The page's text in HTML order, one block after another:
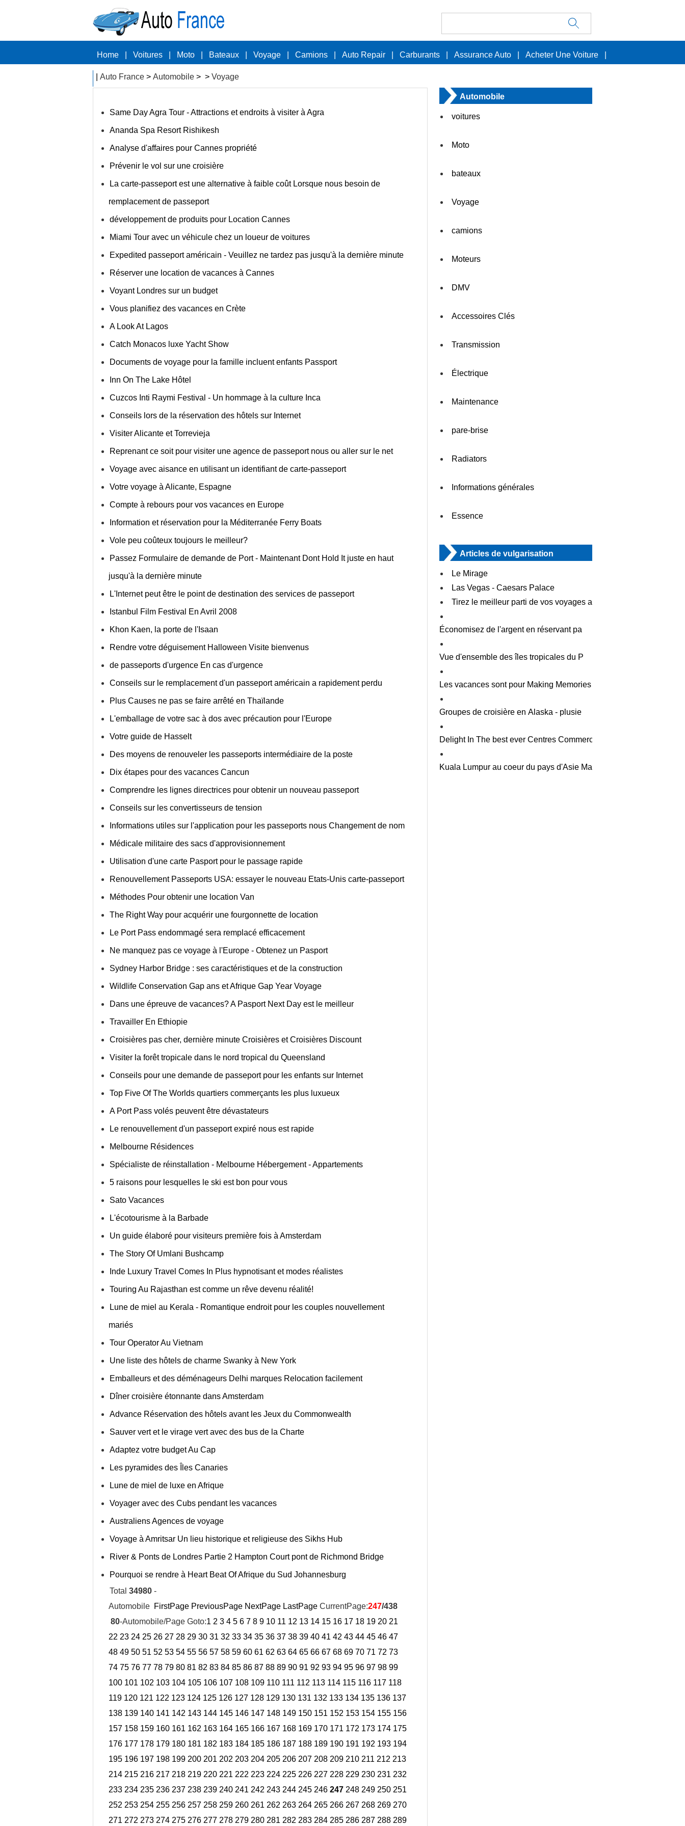
Home Voitures Moto Bateaux Voyage Camions Auto Repair Carburants Assurance Auto Acheter Une Voiture
Auto France > Automobile > > Voyage
Same Day Agra Tour - Attractions et endroits à visiter à Agra
Ananda Spa Resort Rishikesh
Analyse d'affaires pour Cannes propriété
Prévenir le vol sur une croisière
La carte-passeport est une alternative à faible coût Lorsque nous besoin de
remplacement de passeport
développement de produits pour Location Cannes
Miami Tour avec un véhicule chez un loueur de voitures
Expedited passeport américain - Veuillez ne tardez pas jusqu'à la dernière minute
Réserver une location de vacances à Cannes
Voyant Londres sur un budget
Vous planifiez des vacances en Crète
A Look At Lagos
Catch Monacos luxe Yacht Show
Documents de voyage pour la famille incluent enfants Passport
Inn On The Lake Hôtel
Cuzcos Inti Raymi Festival - Un hommage à la culture Inca
Conseils lors de la réservation des hôtels sur Internet
Visiter Alicante et Torrevieja
Reprenant ce soit pour visiter une agence de passeport nous ou aller sur le net
Voyage avec aisance en utilisant un identifiant de carte-passeport
Votre voyage à Alicante, Espagne
Compte à rebours pour vos vacances en Europe
Information et réservation pour la Méditerranée Ferry Boats
Vole peu coûteux toujours le meilleur?
Passez Formulaire de demande de Port - Maintenant Dont Hold It juste en haut
jusqu'à la dernière minute
L'Internet peut être le point de destination des services de passeport
Istanbul Film Festival En Avril 2008
Khon Kaen, la porte de l'Isaan
Rendre votre déguisement Halloween Visite bienvenus
de passeports d'urgence En cas d'urgence
Conseils sur le remplacement d'un passeport américain a rapidement perdu
Plus Causes ne pas se faire arrêté en Thaïlande
L'emballage de votre sac à dos avec précaution pour l'Europe
Votre guide de Hasselt
Des moyens de renouveler les passeports intermédiaire de la poste
Dix étapes pour des vacances Cancun
Comprendre les lignes directrices pour obtenir un nouveau passeport
Conseils sur les convertisseurs de tension
Informations utiles sur l'application pour les passeports nous Changement de nom
Médicale militaire des sacs d'approvisionnement
Utilisation d'une carte Pasport pour le passage rapide
Renouvellement Passeports USA: essayer le nouveau Etats-Unis carte-passeport
Méthodes Pour obtenir une location Van
The Right Way pour acquérir une fourgonnette de location
Le Port Pass endommagé sera remplacé efficacement
Ne manquez pas ce voyage à l'Europe - Obtenez un Pasport
Sydney Harbor Bridge : ses caractéristiques et de la construction
Wildlife Conservation Gap ans et Afrique Gap Year Voyage
Dans une épreuve de vacances? A Pasport Next Day est le meilleur
Travailler En Ethiopie
Croisières pas cher, dernière minute Croisières et Croisières Discount
Visiter la forêt tropicale dans le nord tropical du Queensland
Conseils pour une demande de passeport pour les enfants sur Internet
Top Five Of The Worlds quartiers commerçants les plus luxueux
A Port Pass volés peuvent être dévastateurs
Le renouvellement d'un passeport expiré nous est rapide
Melbourne Résidences
Spécialiste de réinstallation - Melbourne Hébergement - Appartements
5 raisons pour lesquelles le ski est bon pour vous
Sato Vacances
L'écotourisme à la Barbade
Un guide élaboré pour visiteurs première fois à Amsterdam
The Story Of Umlani Bushcamp
Inde Luxury Travel Comes In Plus hypnotisant et modes réalistes
Touring Au Rajasthan est comme un rêve devenu réalité!
Lune de miel au Kerala - Romantique endroit pour les couples nouvellement
mariés
Tour Operator Au Vietnam
Une liste des hôtels de charme Swanky à New York
Emballeurs et des déménageurs Delhi marques Relocation facilement
Dîner croisière étonnante dans Amsterdam
Advance Réservation des hôtels avant les Jeux du Commonwealth
Sauver vert et le virage vert avec des bus de la Charte
Adaptez votre budget Au Cap
Les pyramides des Îles Canaries
Lune de miel de luxe en Afrique
Voyager avec des Cubs pendant les vacances
Australiens Agences de voyage
Voyage à Amritsar Un lieu historique et religieuse des Sikhs Hub
River & Ponts de Londres Partie 2 Hampton Court pont de Richmond Bridge
Pourquoi se rendre à Heart Beat Of Afrique du Sud Johannesburg
Total 34980 -
Automobile FirstPage PreviousPage NextPage LastPage CurrentPage:247/438
80-Automobile/Page Goto:1 2 3 4 5 6 7 8 9 10 11 12 13 14 15 16 17 18 19 20 21
22 23 24 25 26 27 28 29 30 31 32 33 34 35 36 37 38 39 40 41 42 43 44 45 46 47
48 49 50 51 52 53 54 55 56 57 58 59 60 61 62 63 64 65 66 67 68 69 70 71 72 73
74 75 76 77 78 79 80 81 82 83 84 85 86 87 88 89 90 91 92 93 94 95 96 97 98 99
100 101 102 103 104 105 106 107 108 109 110 111 112 113 114 115 116 117 118
119 120 121 122 123 124 125 126 127 128 129 130 131 132 133 134 135 136 137
138 139 140 141 142 143 144 145 146 147 148 149 150 151 152 153 154 155 156
157 158 159 160 161 162 163 164 165 166 167 168 169 170 171 172 173 174 175
176 177 178 179 180 181 182 183 184 185 186 187 188 189 190 191 192 193 194
195 196 197 198 199 200 201 202 203 204 205 206 207 208 209 210 211 212 213
214 215 216 217 218 219 220 221 222 223 224 225 226 227 228 229 230 231 232
233 234 235 236 237 238 239 240 241 242 243 244 245 246 247 248 249 250 251
252 253 254 255 256 257 258 259 260 261 262 263 264 265 266 267 268 269 270
271 272 273 274 275 276 277 278 279 280 281 282 283 284 285 286 287 288 289
Automobile
voitures
Moto
bateaux
Voyage
camions
Moteurs
DMV
Accessoires Clés
Transmission
Électrique
Maintenance
pare-brise
Radiators
Informations générales
Essence
Articles de vulgarisation
Le Mirage
Las Vegas - Caesars Palace
Tirez le meilleur parti de vos voyages a
Économisez de l'argent en réservant pa
Vue d'ensemble des îles tropicales du P
Les vacances sont pour Making Memories
Groupes de croisière en Alaska - plusie
Delight In The best ever Centres Commerc
Kuala Lumpur au coeur du pays d'Asie Mal